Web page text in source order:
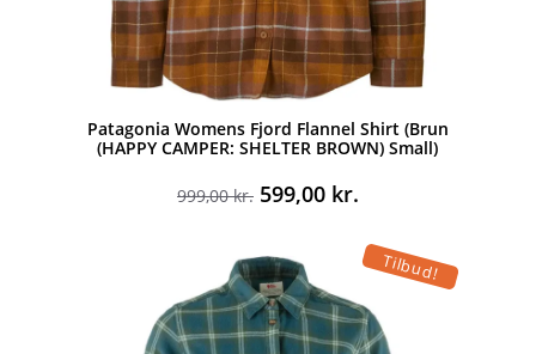
Patagonia Womens Fjord Flannel Shirt (Brun
(HAPPY CAMPER: SHELTER BROWN) Small)
999,00kr. Den
var:
999,00 kr..
599,00 kr.Den
pris
er:
599,00 kr..
Tilbud!